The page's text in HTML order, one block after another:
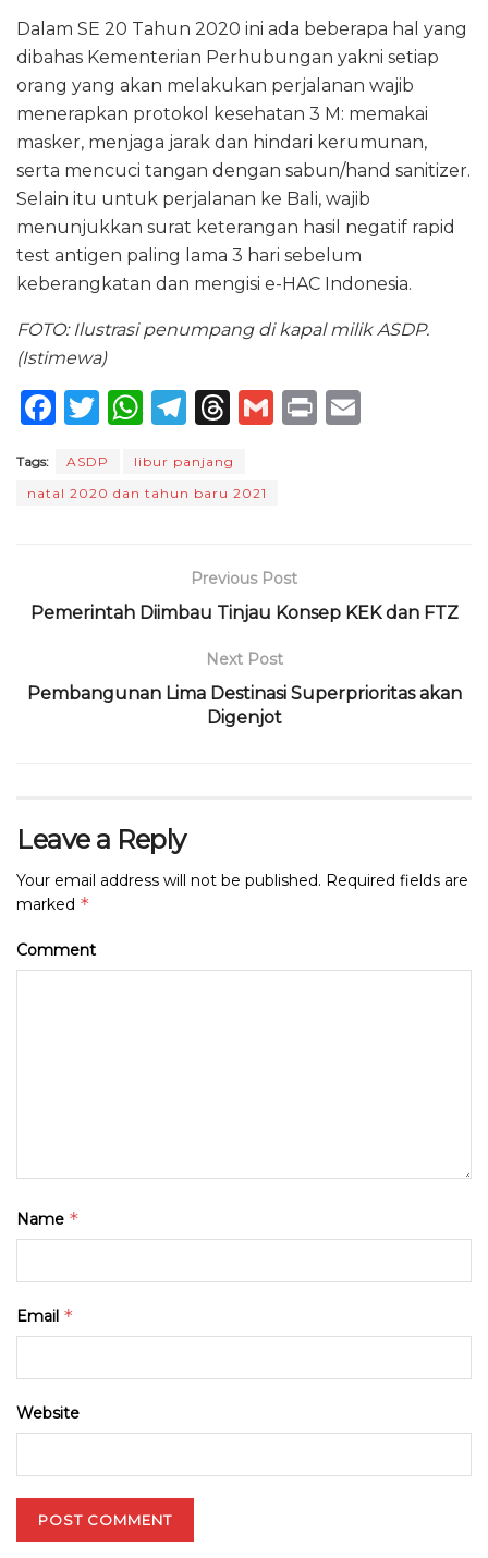
Dalam SE 20 Tahun 2020 ini ada beberapa hal yang
dibahas Kementerian Perhubungan yakni setiap
orang yang akan melakukan perjalanan wajib
menerapkan protokol kesehatan 3 M: memakai
masker, menjaga jarak dan hindari kerumunan,
serta mencuci tangan dengan sabun/hand sanitizer.
Selain itu untuk perjalanan ke Bali, wajib
menunjukkan surat keterangan hasil negatif rapid
test antigen paling lama 3 hari sebelum
keberangkatan dan mengisi e-HAC Indonesia.
FOTO: Ilustrasi penumpang di kapal milik ASDP.
(Istimewa)
F
c
e
o
T
it
te
W
a
ts
p
T
e
g
m
T
re
a
s
G P
Tags: ASDP
libur panjang
natal 2020 dan tahun baru 2021
Previous Post
Pemerintah Diimbau Tinjau Konsep KEK dan FTZ
Next Post
Pembangunan Lima Destinasi Superprioritas akan
Digenjot
Leave a Reply
Your email address will not be published. Required fields are
marked *
Comment
Name *
Email *
Website